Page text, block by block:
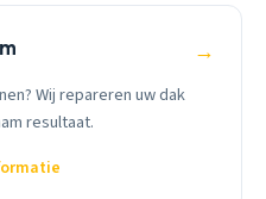
→
Wij repareren uw dak
resultaat.